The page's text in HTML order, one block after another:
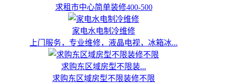
求租市中心简单装修400-500
家电水电制冷维修
上门服务，专业维修，液晶电视，冰箱冰...
求购东区域房型不限装...
求购东区域房型不限装修不限